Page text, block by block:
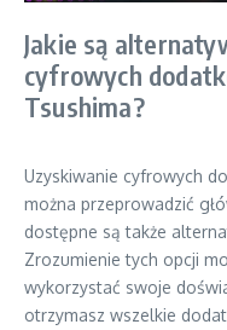
Jakie są
cyfrowych
Tsushima?
Uzyskiwanie cyfrowych
można przeprowadzić
dostępne są także
Zrozumienie tych opcji
wykorzystać swoje
otrzymasz wszelkie